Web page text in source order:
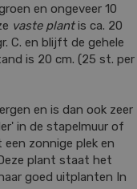
en ongeveer 10
vaste plantis ca. 20
C. en blijft de gehele
is 20 cm. (25 st. per
en is dan ook zeer
in de stapelmuur of
zonnige plek en
plant staat het
goed uitplanten In